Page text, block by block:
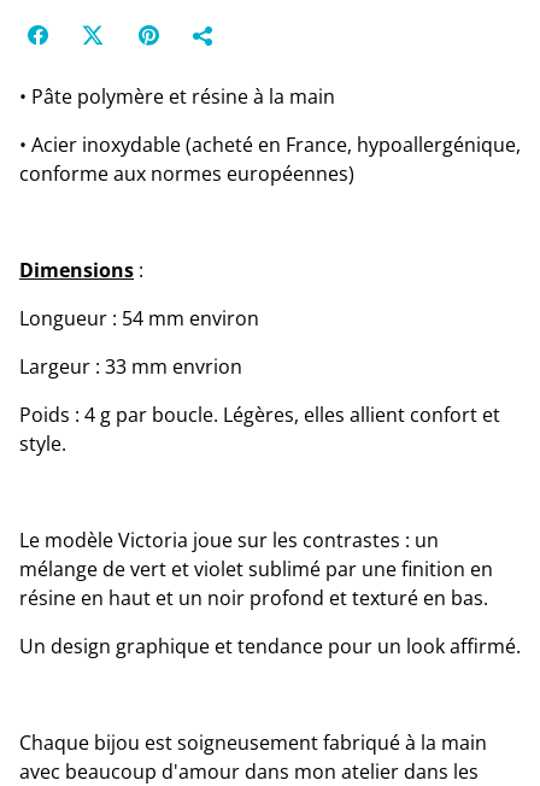
• Pâte polymère et résine à la main
• Acier inoxydable (acheté en France, hypoallergénique,
conforme aux normes européennes)
Dimensions :
Longueur : 54 mm environ
Largeur : 33 mm envrion
Poids : 4 g par boucle. Légères, elles allient confort et
style.
Le modèle Victoria joue sur les contrastes : un
mélange de vert et violet sublimé par une finition en
résine en haut et un noir profond et texturé en bas.
Un design graphique et tendance pour un look affirmé.
Chaque bijou est soigneusement fabriqué à la main
avec beaucoup d'amour dans mon atelier dans les